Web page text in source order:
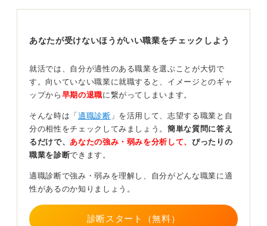
すべての人がそうだというわけではありません。ブライ
業界市場の変化をとらえ納得のいく企業を選びをし
よう！
ただし、その際には業界の将来性を見極めることが非常
に重要です。入念に企業分析をおこない、ご自身の目指
す。
あなたが受けないほうがいい職業をチェックしよう
就活では、自分が適性のある職業を選ぶことが大切で
す。向いていない職業に就職すると、イメージとのギャ
ップから 早期の退職に繋がってしまいます。
そんな時は「 適職診断 」を活用して、志望する職業と自
分の相性をチェックしてみましょう。簡単な質問に答え
るだけで、 あなたの強み・弱みを分析して、 ぴったりの
職業を診断できます。
適職診断で強み・弱みを理解し、自分がどんな職業に適
性があるのか知りましょう。
診断スタート（無料）